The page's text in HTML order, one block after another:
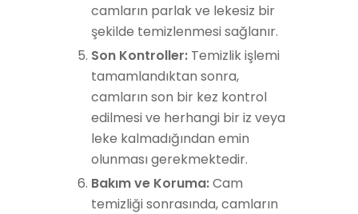
camların parlak ve lekesiz bir
şekilde temizlenmesi sağlanır.
Son Kontroller: Temizlik işlemi
tamamlandıktan sonra,
camların son bir kez kontrol
edilmesi ve herhangi bir iz veya
leke kalmadığından emin
olunması gerekmektedir.
Bakım ve Koruma:Cam
temizliği sonrasında, camların